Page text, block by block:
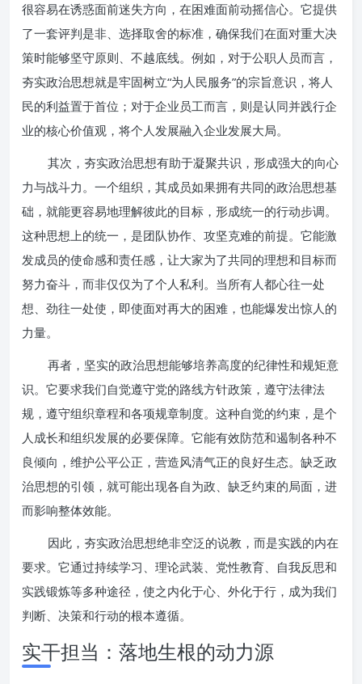
很容易在诱惑面前迷失方向，在困难面前动摇信心。它提供
了一套评判是非、选择取舍的标准，确保我们在面对重大决
策时能够坚守原则、不越底线。例如，对于公职人员而言，
夯实政治思想就是牢固树立“为人民服务”的宗旨意识，将人
民的利益置于首位；对于企业员工而言，则是认同并践行企
业的核心价值观，将个人发展融入企业发展大局。
其次，夯实政治思想有助于凝聚共识，形成强大的向心
力与战斗力。一个组织，其成员如果拥有共同的政治思想基
础，就能更容易地理解彼此的目标，形成统一的行动步调。
这种思想上的统一，是团队协作、攻坚克难的前提。它能激
发成员的使命感和责任感，让大家为了共同的理想和目标而
努力奋斗，而非仅仅为了个人私利。当所有人都心往一处
想、劲往一处使，即使面对再大的困难，也能爆发出惊人的
力量。
再者，坚实的政治思想能够培养高度的纪律性和规矩意
识。它要求我们自觉遵守党的路线方针政策，遵守法律法
规，遵守组织章程和各项规章制度。这种自觉的约束，是个
人成长和组织发展的必要保障。它能有效防范和遏制各种不
良倾向，维护公平公正，营造风清气正的良好生态。缺乏政
治思想的引领，就可能出现各自为政、缺乏约束的局面，进
而影响整体效能。
因此，夯实政治思想绝非空泛的说教，而是实践的内在
要求。它通过持续学习、理论武装、党性教育、自我反思和
实践锻炼等多种途径，使之内化于心、外化于行，成为我们
判断、决策和行动的根本遵循。
实干担当：落地生根的动力源